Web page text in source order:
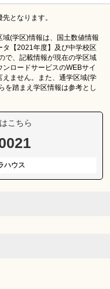
となります。
(学区)情報は、国土数値情報
【2021年度】及び中学校区
で、記載情報が現在の学区域
ロードサービスのWEBサイ
えません。また、通学区域(学
を踏まえ学区情報は参考とし
こちら
ハウス